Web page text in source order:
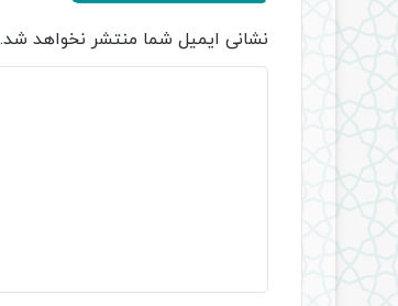
نشانی ایمیل شما منتشر نخواهد شد.